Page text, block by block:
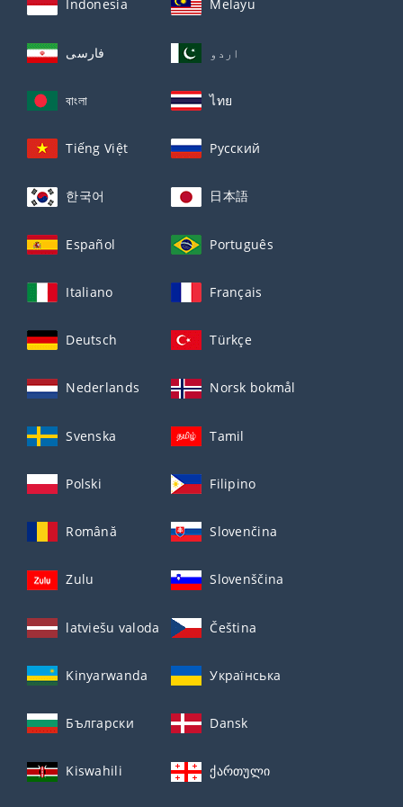
Indonesia Melayu
فارسی اردو
বাংলা ไทย
Tiếng Việt Русский
한국어 日本語
Español Português
Italiano Français
Deutsch Türkçe
Nederlands Norsk bokmål
Svenska Tamil
Polski Filipino
Română Slovenčina
Zulu Slovenščina
latviešu valoda Čeština
Kinyarwanda Українська
Български Dansk
Kiswahili ქართული